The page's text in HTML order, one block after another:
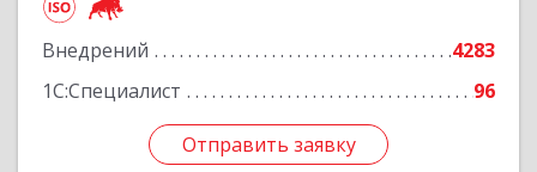
Внедрений
4283
1С:Специалист
96
Отправить заявку
Отправить заявку